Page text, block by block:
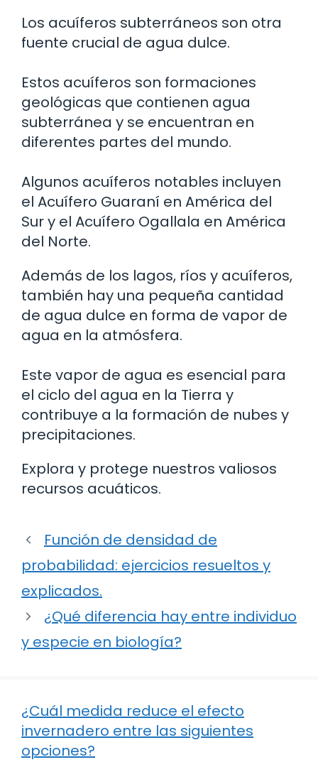
Los acuíferos subterráneos son otra
fuente crucial de agua dulce.
Estos acuíferos son formaciones
geológicas que contienen agua
subterránea y se encuentran en
diferentes partes del mundo.
Algunos acuíferos notables incluyen
el Acuífero Guaraní en América del
Sur y el Acuífero Ogallala en América
del Norte.
Además de los lagos, ríos y acuíferos,
también hay una pequeña cantidad
de agua dulce en forma de vapor de
agua en la atmósfera.
Este vapor de agua es esencial para
el ciclo del agua en la Tierra y
contribuye a la formación de nubes y
precipitaciones.
Explora y protege nuestros valiosos
recursos acuáticos.
Función de densidad de
probabilidad: ejercicios resueltos y
explicados.
¿Qué diferencia hay entre individuo
y especie en biología?
¿Cuál medida reduce el efecto
invernadero entre las siguientes
opciones?